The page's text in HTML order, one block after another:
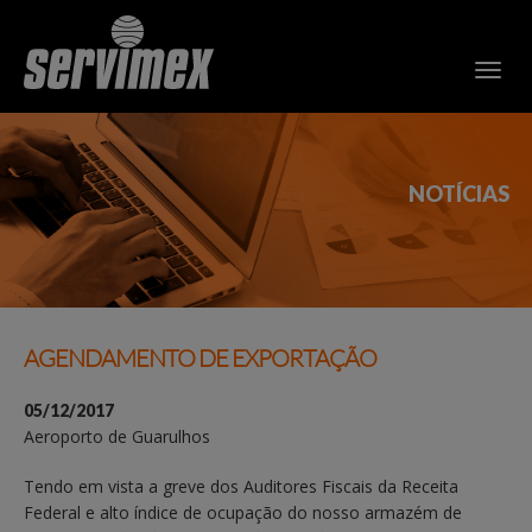
NOTÍCIAS
AGENDAMENTO DE EXPORTAÇÃO
05/12/2017
Aeroporto de Guarulhos
Tendo em vista a greve dos Auditores Fiscais da Receita
Federal e alto índice de ocupação do nosso armazém de